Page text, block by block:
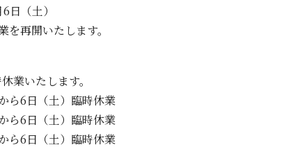
（土）
再開いたします。
業いたします。
ら6日（土）臨時休業
ら6日（土）臨時休業
6日（土）臨時休業